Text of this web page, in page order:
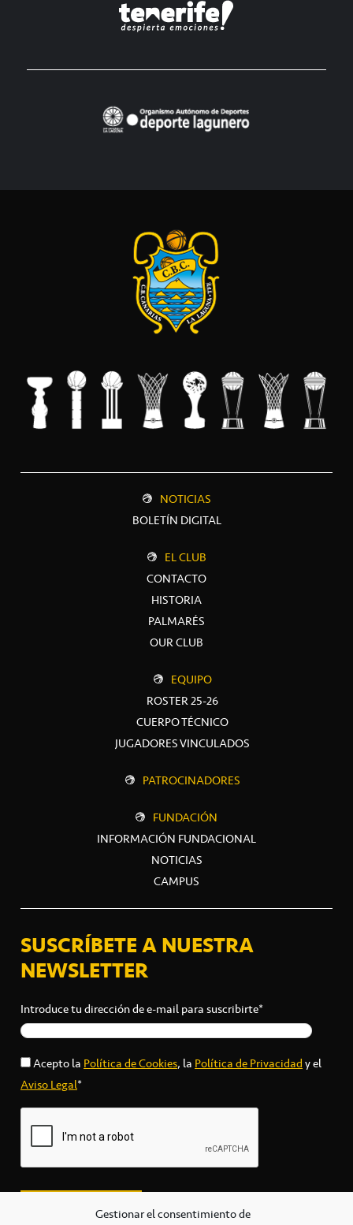
Gestionar el consentimiento de
NOTICIAS
BOLETÍN DIGITAL
EL CLUB
CONTACTO
HISTORIA
PALMARÉS
OUR CLUB
EQUIPO
ROSTER 25-26
CUERPO TÉCNICO
JUGADORES VINCULADOS
PATROCINADORES
FUNDACIÓN
INFORMACIÓN FUNDACIONAL
NOTICIAS
CAMPUS
SUSCRÍBETE A NUESTRA
NEWSLETTER
Introduce tu dirección de e-mail para suscribirte*
Acepto laPolítica de Cookies, laPolítica de Privacidady el
Aviso Legal*